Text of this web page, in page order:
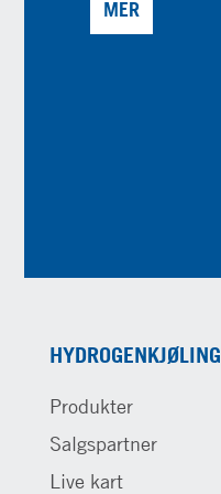
MER
HYDROGENKJØLING
Produkter
Salgspartner
Live kart